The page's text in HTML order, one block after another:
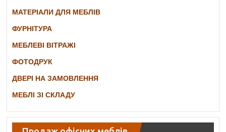
МАТЕРІАЛИ ДЛЯ МЕБЛІВ
ФУРНІТУРА
МЕБЛЕВІ ВІТРАЖІ
ФОТОДРУК
ДВЕРІ НА ЗАМОВЛЕННЯ
МЕБЛІ ЗІ СКЛАДУ